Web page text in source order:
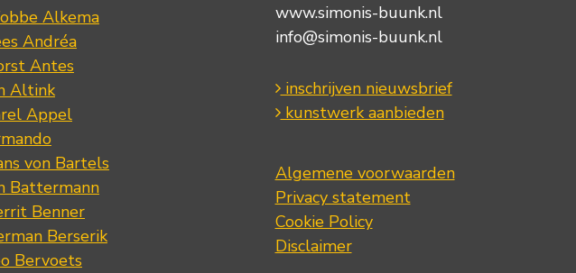
Alkema
Andréa
Antes
Altink
Appel
von Bartels
Battermann
Benner
Berserik
Bervoets
www.simonis-buunk.nl
info@simonis-buunk.nl
inschrijven nieuwsbrief
kunstwerk aanbieden
Algemene voorwaarden
Privacy statement
Cookie Policy
Disclaimer